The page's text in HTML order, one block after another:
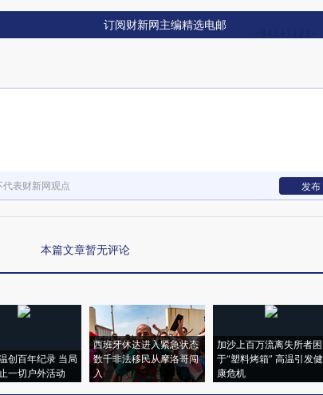
订阅财新网主编精选电邮
表财新网观点 发布
本篇文章暂无评论
创百年纪录 当局
一切户外活动
西班牙休达进入紧急状态
数千非法移民从摩洛哥闯
入
加沙上百万流离失所者困
于“塑料烤箱” 高温引发健
康危机